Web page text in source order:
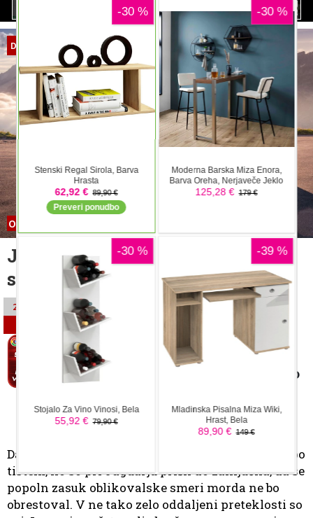
Martin do zmage ob popolni
dominaciji Aprilie
10 dirkačev pozna dirkališče Sepang
International Circuit
DOMOV NOVICE
Odhod prvega oblikovalca
Jaguar je imel drugačno
strategijo, a so jo povozili
24.03.2026
V teh dneh je prišla tudi uradna
potrditev, da bo dolgoletni vodja
oblikovanja pri Jaguar Land Rover,
Gerry McGovern, konec tega meseca
tudi uradno zapustil podjetje. Novico
so zaposlenim sporočili z internim
obvestilom.
Peter Pirkovič
Da je McGovern na izhodnih vratih je bilo jasno po
tistem, ko so pri Jaguarju prišli do zaključka, da se
popoln zasuk oblikovalske smeri morda ne bo
obrestoval. V ne tako zelo oddaljeni preteklosti so